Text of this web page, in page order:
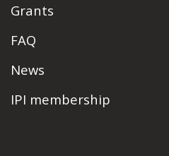
Grants
FAQ
News
IPI membership